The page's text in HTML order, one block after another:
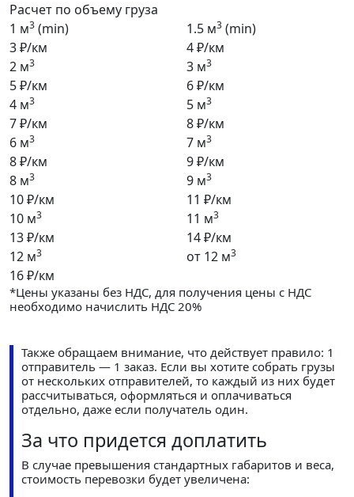
Расчет по объему груза
1 м3 (min)
3 ₽/км
1.5 м3 (min)
4 ₽/км
2 м3
5 ₽/км
3 м3
6 ₽/км
4 м3
7 ₽/км
5 м3
8 ₽/км
6 м3
8 ₽/км
7 м3
9 ₽/км
8 м3
10 ₽/км
9 м3
11 ₽/км
10 м3
13 ₽/км
11 м3
14 ₽/км
12 м3
16 ₽/км
от 12 м3
*Цены указаны без НДС, для получения цены с НДС
необходимо начислить НДС 20%
Также обращаем внимание, что действует правило: 1
отправитель — 1 заказ. Если вы хотите собрать грузы
от нескольких отправителей, то каждый из них будет
рассчитываться, оформляться и оплачиваться
отдельно, даже если получатель один.
За что придется доплатить
В случае превышения стандартных габаритов и веса,
стоимость перевозки будет увеличена: